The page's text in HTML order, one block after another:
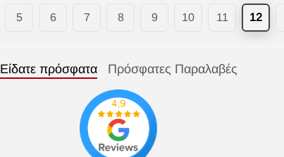
5 6 7 8 9 10 11 12
Είδατε πρόσφατα Πρόσφατες Παραλαβές